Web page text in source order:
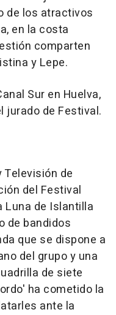
de los atractivos
en la costa
comparten
y Lepe.
Sur en Huelva,
jurado de Festival.
Televisión de
del Festival
Luna de Islantilla
de bandidos
que se dispone a
del grupo y una
de siete
ha cometido la
ante la